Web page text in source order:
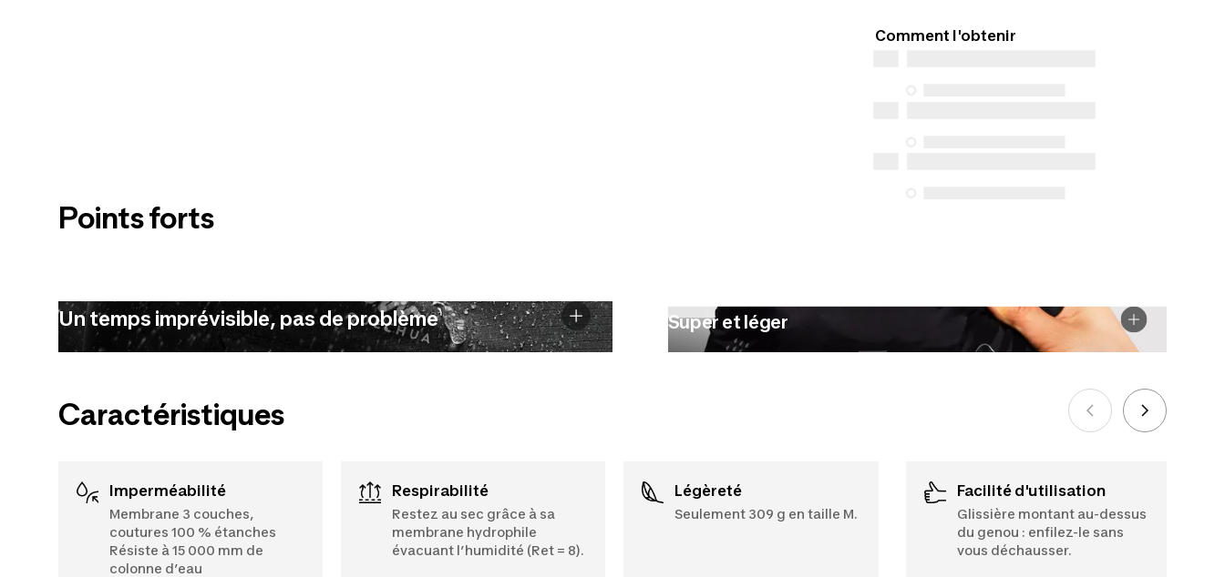
En savoir plus
offre une vaste sélection de services de
Comment l'obtenir
Points forts
Un temps imprévisible, pas de problème Super et léger
Caractéristiques
Imperméabilité
Membrane 3 couches,
coutures 100 % étanches
Résiste à 15 000 mm de
colonne d’eau
Respirabilité
Restez au sec grâce à sa
membrane hydrophile
évacuant l’humidité (Ret = 8).
Légèreté
Seulement 309 g en taille M.
Facilité d'utilisation
Glissière montant au-dessus
du genou : enfilez-le sans
vous déchausser.